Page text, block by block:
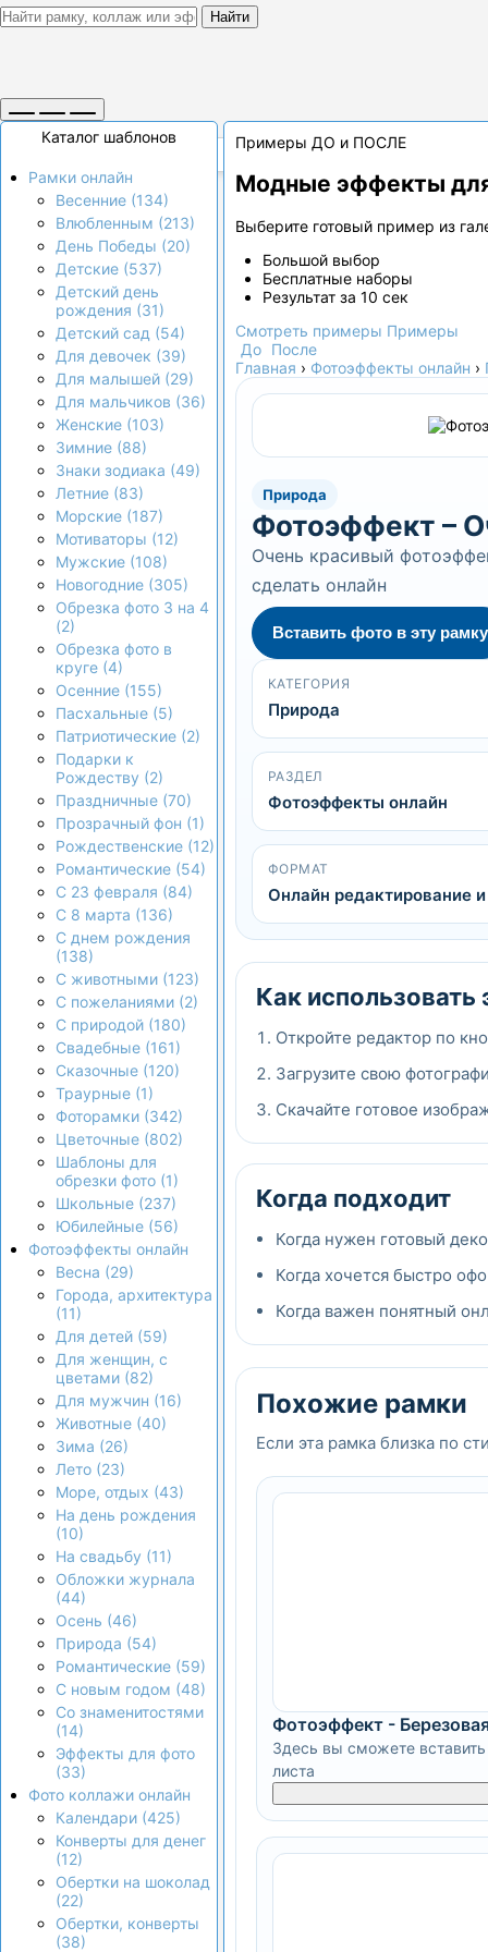
Найти
Каталог шаблонов
Рамки онлайн
Весенние (134)
Влюбленным (213)
День Победы (20)
Детские (537)
Детский день
рождения (31)
Детский сад (54)
Для девочек (39)
Для малышей (29)
Для мальчиков (36)
Женские (103)
Зимние (88)
Знаки зодиака (49)
Летние (83)
Морские (187)
Мотиваторы (12)
Мужские (108)
Новогодние (305)
Обрезка фото 3 на 4
(2)
Обрезка фото в
круге (4)
Осенние (155)
Пасхальные (5)
Патриотические (2)
Подарки к
Рождеству (2)
Праздничные (70)
Прозрачный фон (1)
Рождественские (12)
Романтические (54)
С 23 февраля (84)
С 8 марта (136)
С днем рождения
(138)
С животными (123)
С пожеланиями (2)
С природой (180)
Свадебные (161)
Сказочные (120)
Траурные (1)
Фоторамки (342)
Цветочные (802)
Шаблоны для
обрезки фото (1)
Школьные (237)
Юбилейные (56)
Фотоэффекты онлайн
Весна (29)
Города, архитектура
(11)
Для детей (59)
Для женщин, с
цветами (82)
Для мужчин (16)
Животные (40)
Зима (26)
Лето (23)
Море, отдых (43)
На день рождения
(10)
На свадьбу (11)
Обложки журнала
(44)
Осень (46)
Природа (54)
Романтические (59)
С новым годом (48)
Со знаменитостями
(14)
Эффекты для фото
(33)
Фото коллажи онлайн
Календари (425)
Конверты для денег
(12)
Обертки на шоколад
(22)
Обертки, конверты
(38)
Примеры ДО и ПОСЛЕ
Модные эффекты
Выберите готовый пример из
Большой выбор
Бесплатные наборы
Результат за 10 сек
Смотреть примеры Примеры
До После
Главная › Фотоэффекты онлайн ›
Природа
Фотоэффект –
Очень красивый
сделать онлайн
Вставить фото в эту рамку
КАТЕГОРИЯ
Природа
РАЗДЕЛ
Фотоэффекты онлайн
ФОРМАТ
Онлайн редактирование
Как использовать
Откройте редактор по
Загрузите свою
Скачайте готовое
Когда подходит
Когда нужен готовый
Когда хочется быстро
Когда важен понятный
Похожие рамки
Если эта рамка близка по
Фотоэффект -
Здесь вы сможете
листа